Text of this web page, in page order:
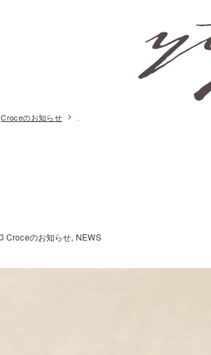
Croceのお知らせ
Croceのお知らせ NEWS